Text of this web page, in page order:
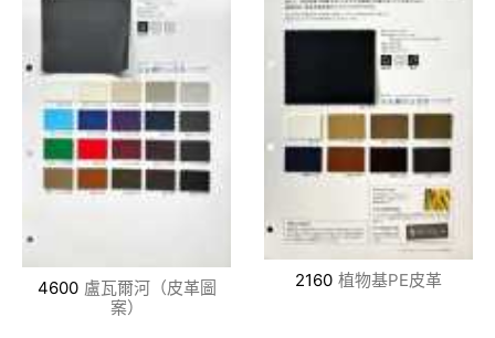
4600 盧瓦爾河（皮革圖
案）
2160 植物基PE皮革